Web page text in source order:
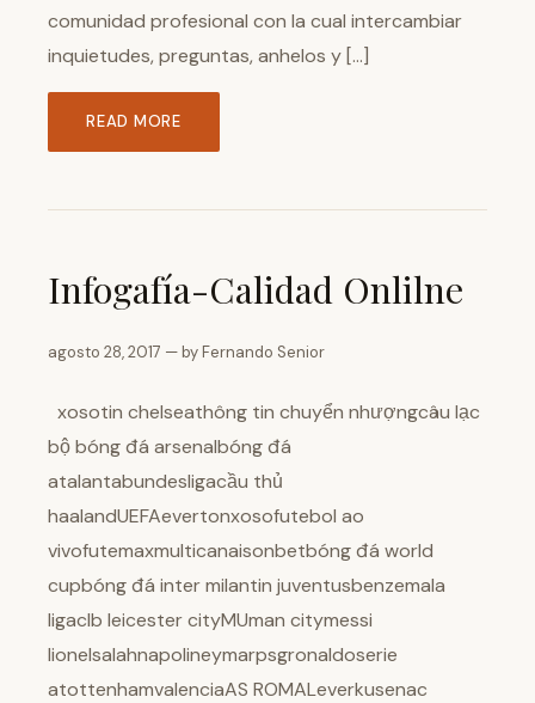
comunidad profesional con la cual intercambiar
inquietudes, preguntas, anhelos y […]
READ MORE
Infogafía-Calidad Onlilne
agosto 28, 2017 — by Fernando Senior
xosotin chelseathông tin chuyển nhượngcâu lạc
bộ bóng đá arsenalbóng đá
atalantabundesligacầu thủ
haalandUEFAevertonxosofutebol ao
vivofutemaxmulticanaisonbetbóng đá world
cupbóng đá inter milantin juventusbenzemala
ligaclb leicester cityMUman citymessi
lionelsalahnapolineymarpsgronaldoserie
atottenhamvalenciaAS ROMALeverkusenac